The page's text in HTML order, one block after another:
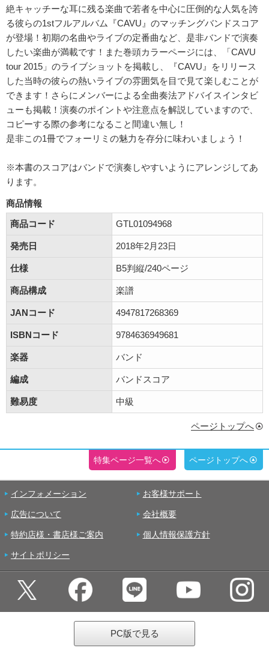
絶キャッチーな耳に残る楽曲で若者を中心に圧倒的な人気を誇
る彼らの1stフルアルバム『CAVU』のマッチングバンドスコア
が登場！初期の名曲やライブの定番曲など、是非バンドで演奏
したい楽曲が満載です！また巻頭カラーページには、「CAVU
tour 2015」のライブショットを掲載し、『CAVU』をリリース
した当時の彼らの熱いライブの雰囲気を目で見て楽しむことが
できます！さらにメンバーによる全曲奏法アドバイスインタビ
ューも掲載！演奏のポイントや注意点を解説していますので、
コピーする際の参考になること間違い無し！
是非この1冊でフォーリミの魅力を存分に味わいましょう！
※本書のスコアはバンドで演奏しやすいようにアレンジしてあ
ります。
商品情報
商品コード
GTL01094968
発売日 2018年2月23日
仕様 B5判縦/240ページ
商品構成 楽譜
JANコード 4947817268369
ISBNコード 9784636949681
楽器 バンド
編成 バンドスコア
難易度 中級
ページトップへ
特集ページ一覧へ ページトップへ
インフォメーション お客様サポート
広告について 会社概要
特約店様・書店様ご案内 個人情報保護方針
サイトポリシー
PC版で見る